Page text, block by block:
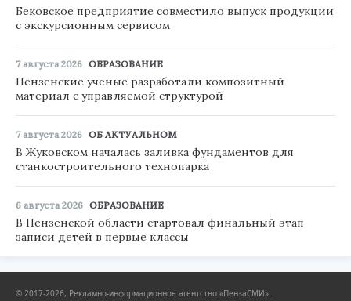
Бековское предприятие совместило выпуск продукции
с экскурсионным сервисом
7 августа 2026 ОБРАЗОВАНИЕ
Пензенские ученые разработали композитный
материал с управляемой структурой
7 августа 2026 ОБ АКТУАЛЬНОМ
В Жуковском началась заливка фундаментов для
станкостроительного технопарка
6 августа 2026 ОБРАЗОВАНИЕ
В Пензенской области стартовал финальный этап
записи детей в первые классы
© 2017-2026, Рекламно-информационное агентство «ПензаСМИ».